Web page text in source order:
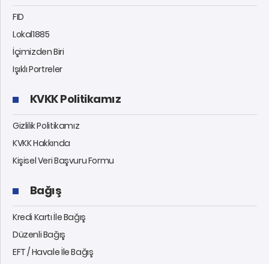
FID
Lokal1885
İçimizden Biri
Işıklı Portreler
KVKK Politikamız
Gizlilik Politikamız
KVKK Hakkında
Kişisel Veri Başvuru Formu
Bağış
Kredi Kartı İle Bağış
Düzenli Bağış
EFT / Havale İle Bağış